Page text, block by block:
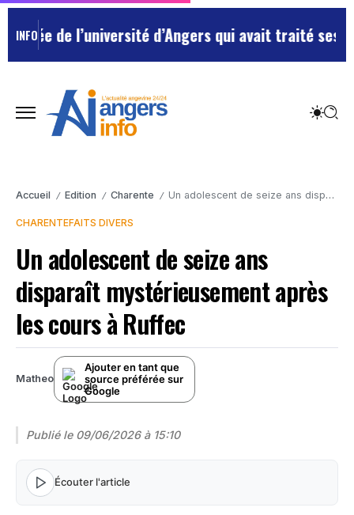
INFO
de l’université d’Angers qui avait traité ses chefs
Accueil / Edition / Charente / Un adolescent de seize ans disparaît mystérieusement après les cours à Ruffec
CHARENTEFAITS DIVERS
Un adolescent de seize ans
disparaît mystérieusement après
les cours à Ruffec
Matheo
Ajouter en tant que
source préférée sur
Google
Publié le 09/06/2026 à 15:10
Écouter l'article